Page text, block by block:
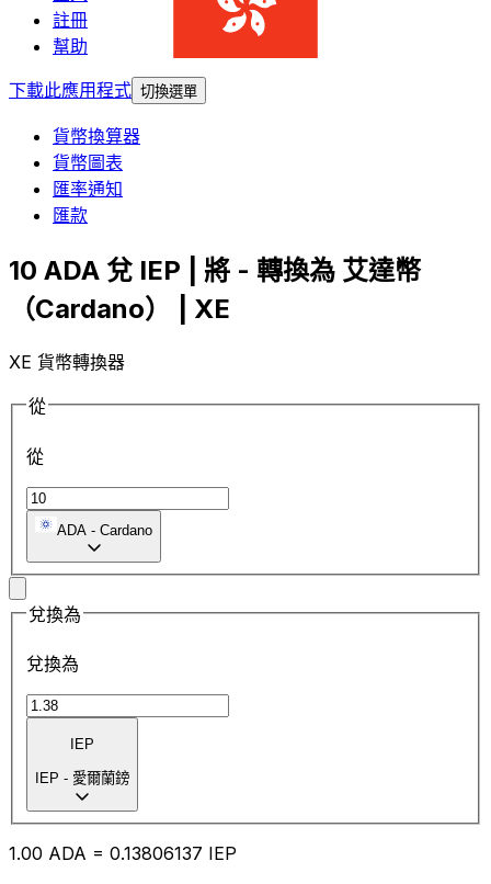
註冊
幫助
下載此應用程式 切換選單
貨幣換算器
貨幣圖表
匯率通知
匯款
10 ADA 兌 IEP | 將 - 轉換為 艾達幣
（Cardano） | XE
XE 貨幣轉換器
從
從
ADA - Cardano
兌換為
兌換為
IEP
IEP - 愛爾蘭鎊
1.00 ADA = 0.13806137 IEP